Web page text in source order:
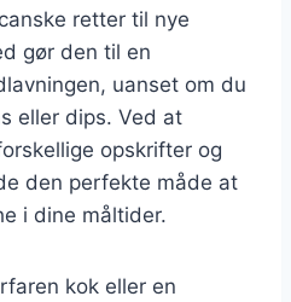
retter til nye
gør den til en
uanset om du
eller dips. Ved at
opskrifter og
den perfekte måde at
i dine måltider.
kok eller en